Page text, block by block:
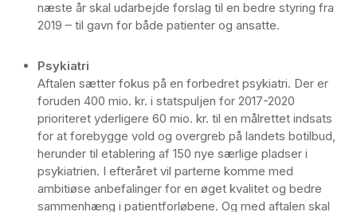
næste år skal udarbejde forslag til en bedre styring fra
2019 – til gavn for både patienter og ansatte.
Psykiatri
Aftalen sætter fokus på en forbedret psykiatri. Der er
foruden 400 mio. kr. i statspuljen for 2017-2020
prioriteret yderligere 60 mio. kr. til en målrettet indsats
for at forebygge vold og overgreb på landets botilbud,
herunder til etablering af 150 nye særlige pladser i
psykiatrien. I efteråret vil parterne komme med
ambitiøse anbefalinger for en øget kvalitet og bedre
sammenhæng i patientforløbene. Og med aftalen skal